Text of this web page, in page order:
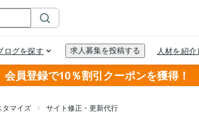
会員登録で10％割引クーポンを獲得！
タマイズ サイト修正・更新代行